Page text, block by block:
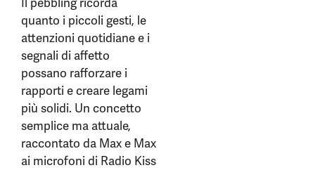
quanto i piccoli gesti, le
attenzioni quotidiane e i
segnali di affetto
possano rafforzare i
rapporti e creare legami
più solidi. Un concetto
semplice ma attuale,
raccontato da Max e Max
ai microfoni di Radio Kiss